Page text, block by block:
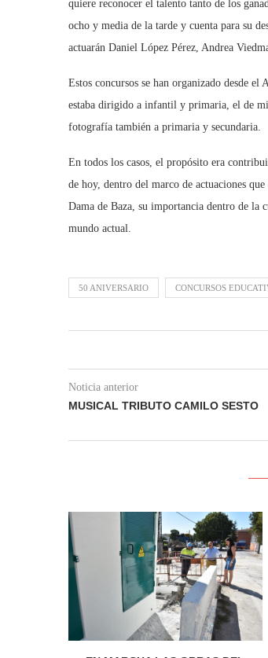
quiere reconocer el talento tanto de los
ocho y media de la tarde y cuenta para su
actuarán Daniel López Pérez, Andrea
Estos concursos se han organizado desde
estaba dirigido a infantil y primaria, el de
fotografía también a primaria y secundaria.
En todos los casos, el propósito era
de hoy, dentro del marco de actuaciones
Dama de Baza, su importancia dentro de la
mundo actual.
50 ANIVERSARIO CONCURSOS
Noticia anterior
MUSICAL TRIBUTO CAMILO SESTO